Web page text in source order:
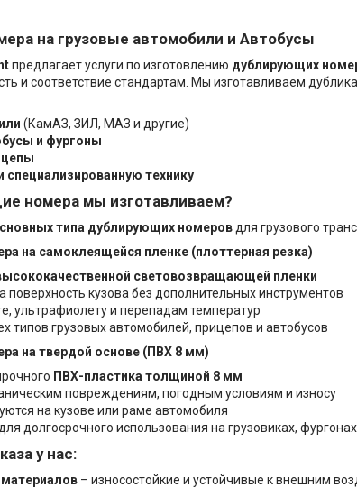
на грузовые автомобили и Автобусы
предлагает услуги по изготовлению дублирующих
и соответствие стандартам. Мы изготавливаем
(КамАЗ, ЗИЛ, МАЗ и другие)
и фургоны
специализированную технику
номера мы изготавливаем?
типа дублирующих номеров для грузового
на самоклеящейся пленке (плоттерная резка)
световозвращающей пленки
поверхность кузова без дополнительных инструментов
ультрафиолету и перепадам температур
типов грузовых автомобилей, прицепов и автобусов
на твердой основе (ПВХ 8 мм)
ПВХ-пластика толщиной 8 мм
повреждениям, погодным условиям и износу
на кузове или раме автомобиля
долгосрочного использования на грузовиках,
у нас:
– износостойкие и устойчивые к внешним